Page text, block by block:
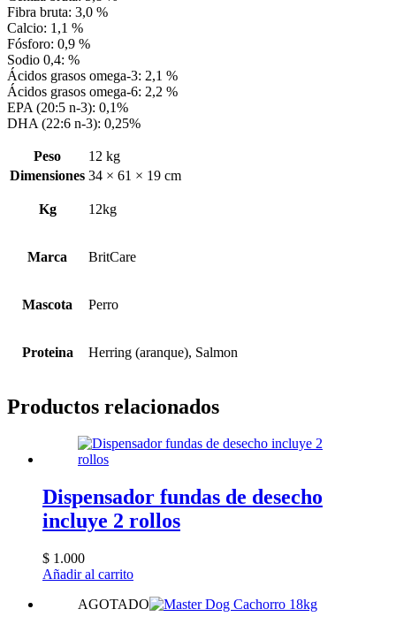
Fibra bruta: 3,0 %
Calcio: 1,1 %
Fósforo: 0,9 %
Sodio 0,4: %
Ácidos grasos omega-3: 2,1 %
Ácidos grasos omega-6: 2,2 %
EPA (20:5 n-3): 0,1%
DHA (22:6 n-3): 0,25%
Peso
12 kg
Dimensiones 34 × 61 × 19 cm
Kg 12kg
Marca BritCare
Mascota Perro
Proteina Herring (aranque), Salmon
Productos relacionados
Dispensador fundas de desecho
incluye 2 rollos
$ 1.000
Añadir al carrito
AGOTADO